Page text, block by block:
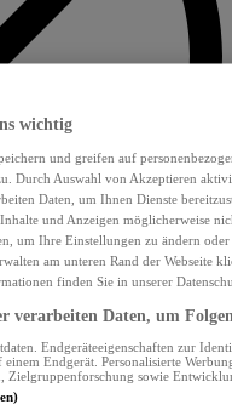
wichtig
und greifen auf
Durch Auswahl von Akzeptieren
Daten, um Ihnen Dienste
und Anzeigen möglicherweise
um Ihre Einstellungen zu ändern
am unteren Rand der Webseite
finden Sie in unserer
verarbeiten Daten, um
Endgeräteeigenschaften zur
Endgerät. Personalisierte
Zielgruppenforschung sowie